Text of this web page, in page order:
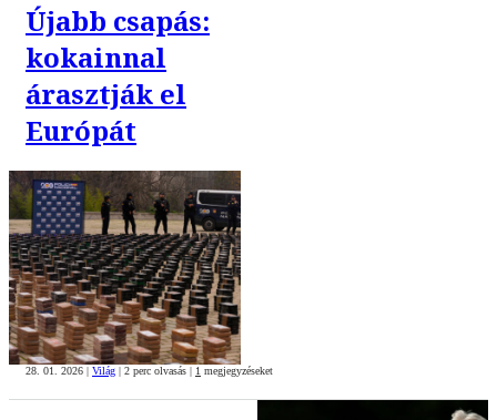
Újabb csapás:
kokainnal
árasztják el
Európát
28. 01. 2026 | Világ | 2 perc olvasás | 1 megjegyzéseket